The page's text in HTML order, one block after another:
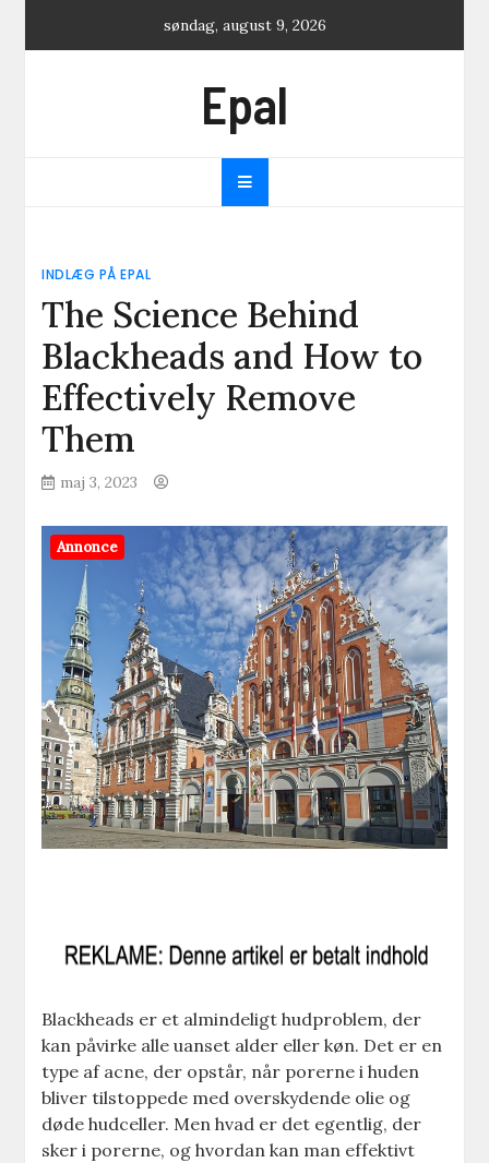
søndag, august 9, 2026
Epal
INDLÆG PÅ EPAL
The Science Behind
Blackheads and How to
Effectively Remove
Them
maj 3, 2023
Annonce
Blackheads er et almindeligt hudproblem, der
kan påvirke alle uanset alder eller køn. Det er en
type af acne, der opstår, når porerne i huden
bliver tilstoppede med overskydende olie og
døde hudceller. Men hvad er det egentlig, der
sker i porerne, og hvordan kan man effektivt